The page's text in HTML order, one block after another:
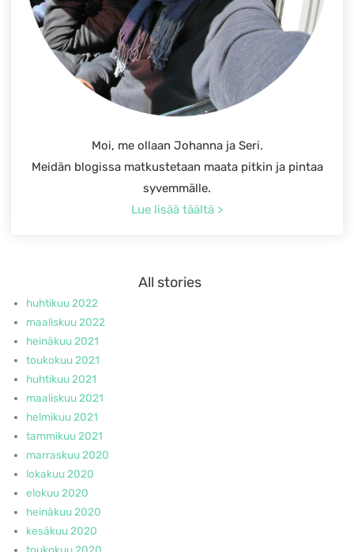
Moi, me ollaan Johanna ja Seri.
Meidän blogissa matkustetaan maata pitkin ja pintaa
syvemmälle.
Lue lisää täältä >
All stories
huhtikuu 2022
maaliskuu 2022
heinäkuu 2021
toukokuu 2021
huhtikuu 2021
maaliskuu 2021
helmikuu 2021
tammikuu 2021
marraskuu 2020
lokakuu 2020
elokuu 2020
heinäkuu 2020
kesäkuu 2020